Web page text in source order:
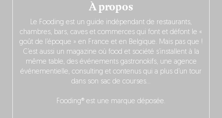
À propos
Le Fooding est un guide indépendant de restaurants,
chambres, bars, caves et commerces qui font et défont le «
goût de l’époque » en France et en Belgique. Mais pas que !
C’est aussi un magazine où food et société s’installent à la
même table, des événements gastronokifs, une agence
événementielle, consulting et contenus qui a plus d’un tour
dans son sac de courses…
Fooding® est une marque déposée.